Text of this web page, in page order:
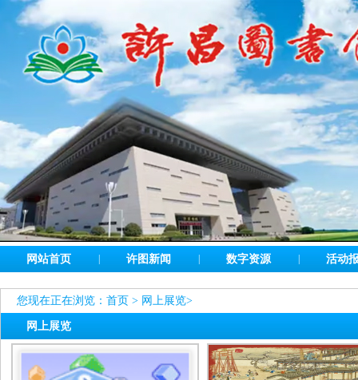
网站首页 许图新闻 数字资源 活动
您现在正在浏览： 首页 > 网上展览>
网上展览